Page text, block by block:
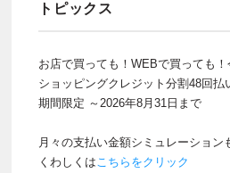
トピックス
お店で買っても！WEBで買っても！
ショッピングクレジット分割48回払
期間限定 ～2026年8月31日まで
月々の支払い金額シミュレーション
くわしくはこちらをクリック